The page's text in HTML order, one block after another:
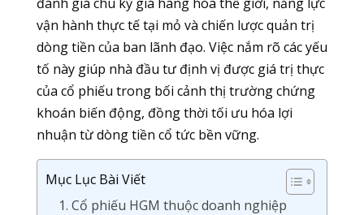
vận hành thực tế tại mỏ và chiến lược quản trị
dòng tiền của ban lãnh đạo. Việc nắm rõ các yếu
tố này giúp nhà đầu tư định vị được giá trị thực
của cổ phiếu trong bối cảnh thị trường chứng
khoán biến động, đồng thời tối ưu hóa lợi
nhuận từ dòng tiền cổ tức bền vững.
Mục Lục Bài Viết
1. Cổ phiếu HGM thuộc doanh nghiệp